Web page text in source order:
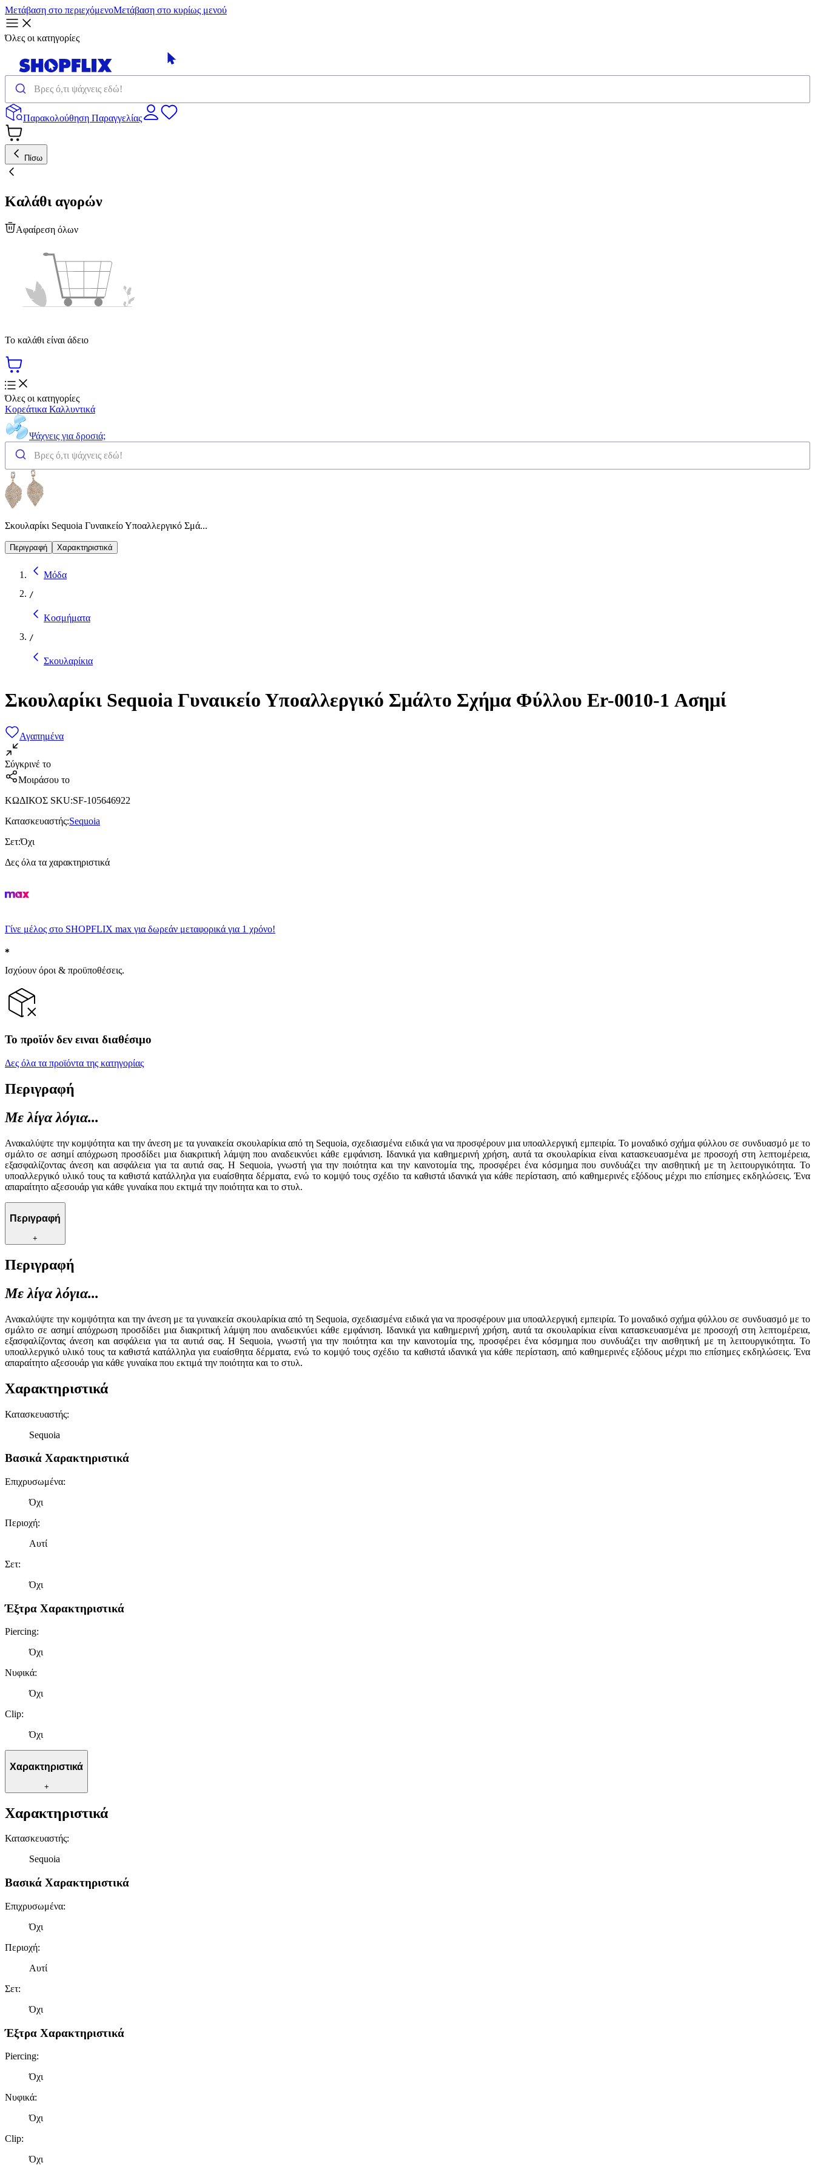
Μετάβαση στο περιεχόμενοΜετάβαση στο κυρίως μενού
Όλες οι κατηγορίες
Παρακολούθηση Παραγγελίας
Πίσω
Καλάθι αγορών
Αφαίρεση όλων
Το καλάθι είναι άδειο
Όλες οι κατηγορίες
Κορεάτικα Καλλυντικά
Ψάχνεις για δροσιά;
Σκουλαρίκι Sequoia Γυναικείο Υποαλλεργικό Σμά...
Περιγραφή Χαρακτηριστικά
Μόδα
/
Κοσμήματα
/
Σκουλαρίκια
Σκουλαρίκι Sequoia Γυναικείο Υποαλλεργικό Σμάλτο Σχήμα Φύλλου Er-0010-1 Ασημί
Αγαπημένα
Σύγκρινέ το
Μοιράσου το
ΚΩΔΙΚΟΣ SKU:SF-105646922
Κατασκευαστής:Sequoia
Σετ:Όχι
Δες όλα τα χαρακτηριστικά
Γίνε μέλος στο SHOPFLIX max για δωρεάν μεταφορικά για 1 χρόνο!
Ισχύουν όροι & προϋποθέσεις.
Το προϊόν δεν ειναι διαθέσιμο
Δες όλα τα προϊόντα της κατηγορίας
Περιγραφή
Με λίγα λόγια...
Ανακαλύψτε την κομψότητα και την άνεση με τα γυναικεία σκουλαρίκια από τη Sequoia, σχεδιασμένα ειδικά για να προσφέρουν μια υποαλλεργική εμπειρία. Το μοναδικό σχήμα φύλλου σε συνδυασμό με το
σμάλτο σε ασημί απόχρωση προσδίδει μια διακριτική λάμψη που αναδεικνύει κάθε εμφάνιση. Ιδανικά για καθημερινή χρήση, αυτά τα σκουλαρίκια είναι κατασκευασμένα με προσοχή στη λεπτομέρεια,
εξασφαλίζοντας άνεση και ασφάλεια για τα αυτιά σας. Η Sequoia, γνωστή για την ποιότητα και την καινοτομία της, προσφέρει ένα κόσμημα που συνδυάζει την αισθητική με τη λειτουργικότητα. Το
υποαλλεργικό υλικό τους τα καθιστά κατάλληλα για ευαίσθητα δέρματα, ενώ το κομψό τους σχέδιο τα καθιστά ιδανικά για κάθε περίσταση, από καθημερινές εξόδους μέχρι πιο επίσημες εκδηλώσεις. Ένα
απαραίτητο αξεσουάρ για κάθε γυναίκα που εκτιμά την ποιότητα και το στυλ.
Περιγραφή
+
Περιγραφή
Με λίγα λόγια...
Ανακαλύψτε την κομψότητα και την άνεση με τα γυναικεία σκουλαρίκια από τη Sequoia, σχεδιασμένα ειδικά για να προσφέρουν μια υποαλλεργική εμπειρία. Το μοναδικό σχήμα φύλλου σε συνδυασμό με το
σμάλτο σε ασημί απόχρωση προσδίδει μια διακριτική λάμψη που αναδεικνύει κάθε εμφάνιση. Ιδανικά για καθημερινή χρήση, αυτά τα σκουλαρίκια είναι κατασκευασμένα με προσοχή στη λεπτομέρεια,
εξασφαλίζοντας άνεση και ασφάλεια για τα αυτιά σας. Η Sequoia, γνωστή για την ποιότητα και την καινοτομία της, προσφέρει ένα κόσμημα που συνδυάζει την αισθητική με τη λειτουργικότητα. Το
υποαλλεργικό υλικό τους τα καθιστά κατάλληλα για ευαίσθητα δέρματα, ενώ το κομψό τους σχέδιο τα καθιστά ιδανικά για κάθε περίσταση, από καθημερινές εξόδους μέχρι πιο επίσημες εκδηλώσεις. Ένα
απαραίτητο αξεσουάρ για κάθε γυναίκα που εκτιμά την ποιότητα και το στυλ.
Χαρακτηριστικά
Κατασκευαστής:
Sequoia
Βασικά Χαρακτηριστικά
Επιχρυσωμένα:
Όχι
Περιοχή:
Αυτί
Σετ:
Όχι
Έξτρα Χαρακτηριστικά
Piercing:
Όχι
Νυφικά:
Όχι
Clip:
Όχι
Χαρακτηριστικά
+
Χαρακτηριστικά
Κατασκευαστής:
Sequoia
Βασικά Χαρακτηριστικά
Επιχρυσωμένα:
Όχι
Περιοχή:
Αυτί
Σετ:
Όχι
Έξτρα Χαρακτηριστικά
Piercing:
Όχι
Νυφικά:
Όχι
Clip:
Όχι